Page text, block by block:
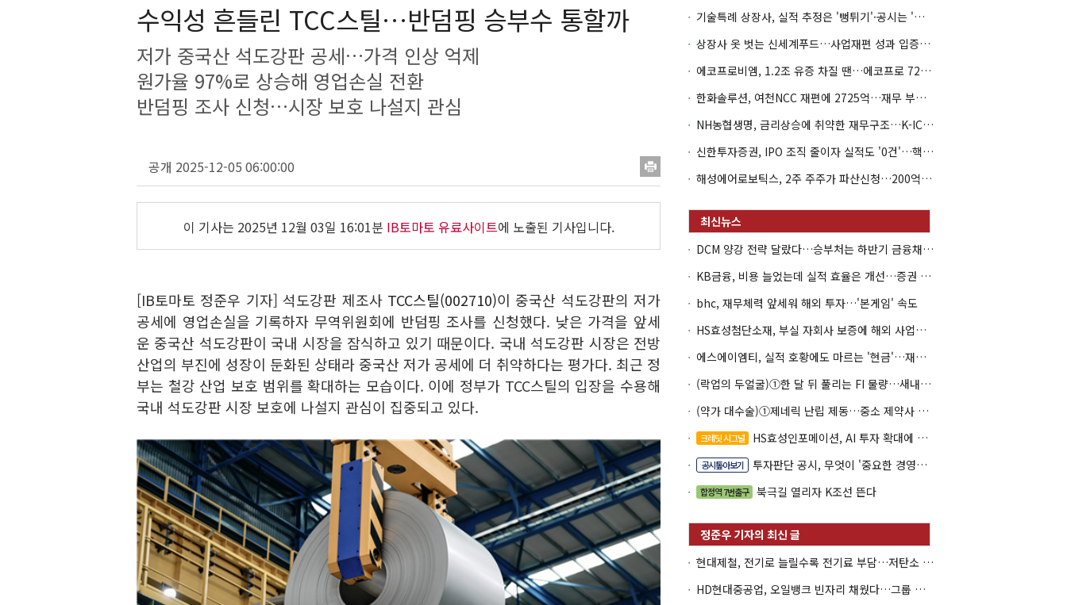
수익성 흔들린 TCC스틸…반덤핑 승부수 통할까
저가 중국산 석도강판 공세…가격 인상 억제
원가율 97%로 상승해 영업손실 전환
반덤핑 조사 신청…시장 보호 나설지 관심
공개 2025-12-05 06:00:00
이 기사는 2025년 12월 03일 16:01분 IB토마토 유료사이트에 노출된 기사입니다.
[IB토마토 정준우 기자] 석도강판 제조사 TCC스틸(002710)이 중국산 석도강판의 저가
공세에 영업손실을 기록하자 무역위원회에 반덤핑 조사를 신청했다. 낮은 가격을 앞세
운 중국산 석도강판이 국내 시장을 잠식하고 있기 때문이다. 국내 석도강판 시장은 전방
산업의 부진에 성장이 둔화된 상태라 중국산 저가 공세에 더 취약하다는 평가다. 최근 정
부는 철강 산업 보호 범위를 확대하는 모습이다. 이에 정부가 TCC스틸의 입장을 수용해
국내 석도강판 시장 보호에 나설지 관심이 집중되고 있다.
기술특례 상장사, 실적 추정은 '뻥튀기'·공시는 '누락'
상장사 옷 벗는 신세계푸드…사업재편 성과 입증할까
에코프로비엠, 1.2조 유증 차질 땐…에코프로 7270억 '독박'
한화솔루션, 여천NCC 재편에 2725억…재무 부담 커지나
NH농협생명, 금리상승에 취약한 재무구조…K-ICS 변동성 '주의보'
신한투자증권, IPO 조직 줄이자 실적도 '0건'…핵심 인력까지 이탈
해성에어로보틱스, 2주 주주가 파산신청…200억 CB 분쟁 확산
DCM 양강 전략 달랐다…승부처는 하반기 금융채 빅딜
KB금융, 비용 늘었는데 실적 효율은 개선…증권 호황 효과
bhc, 재무체력 앞세워 해외 투자…'본게임' 속도
HS효성첨단소재, 부실 자회사 보증에 해외 사업까지…부담 '가중'
에스에이엠티, 실적 호황에도 마르는 '현금'…재고·달러빚 부담 확대
(락업의 두얼굴)①한 달 뒤 풀리는 FI 물량…새내기주 오버행 경계
(약가 대수술)①제네릭 난립 제동…중소 제약사 수익성 비상
크레딧 시그널 HS효성인포메이션, AI 투자 확대에 실적 체력 강화
공시톺아보기 투자판단 공시, 무엇이 '중요한 경영사항'일까
합정역 7번출구 북극길 열리자 K조선 뜬다
현대제철, 전기로 늘릴수록 전기료 부담…저탄소 전환의 역설
HD현대중공업, 오일뱅크 빈자리 채웠다…그룹 배당 핵심축 부상